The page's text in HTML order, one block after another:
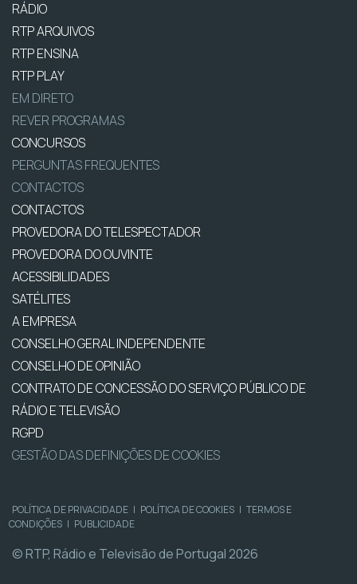
RÁDIO
RTP ARQUIVOS
RTP ENSINA
RTP PLAY
EM DIRETO
REVER PROGRAMAS
CONCURSOS
PERGUNTAS FREQUENTES
CONTACTOS
CONTACTOS
PROVEDORA DO TELESPECTADOR
PROVEDORA DO OUVINTE
ACESSIBILIDADES
SATÉLITES
A EMPRESA
CONSELHO GERAL INDEPENDENTE
CONSELHO DE OPINIÃO
CONTRATO DE CONCESSÃO DO SERVIÇO PÚBLICO DE
RÁDIO E TELEVISÃO
RGPD
GESTÃO DAS DEFINIÇÕES DE COOKIES
POLÍTICA DE PRIVACIDADE | POLÍTICA DE COOKIES | TERMOS E
CONDIÇÕES | PUBLICIDADE
© RTP, Rádio e Televisão de Portugal 2026